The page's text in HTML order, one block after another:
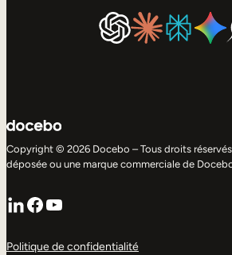
Copyright © 2026 Docebo – Tous droits
déposée ou une marque commerciale de
LinkedIn
Facebook
YouTube
Politique de confidentialité